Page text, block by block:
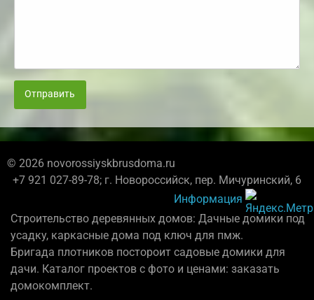
Отправить
© 2026 novorossiyskbrusdoma.ru
+7 921 027-89-78; г. Новороссийск, пер. Мичуринский, 6
Информация
Строительство деревянных домов: Дачные домики под
усадку, каркасные дома под ключ для пмж.
Бригада плотников постороит садовые домики для
дачи. Каталог проектов с фото и ценами: заказать
домокомплект.